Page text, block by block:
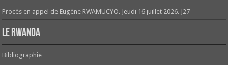
Procès en appel de Eugène RWAMUCYO. Jeudi 16 juillet 2026. J27
Le Rwanda
Bibliographie